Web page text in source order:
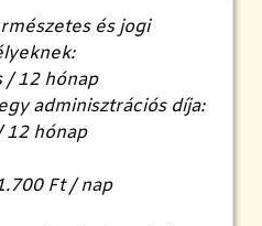
és jogi
/ 12 hónap
adminisztrációs díja:
12 hónap
Ft / nap